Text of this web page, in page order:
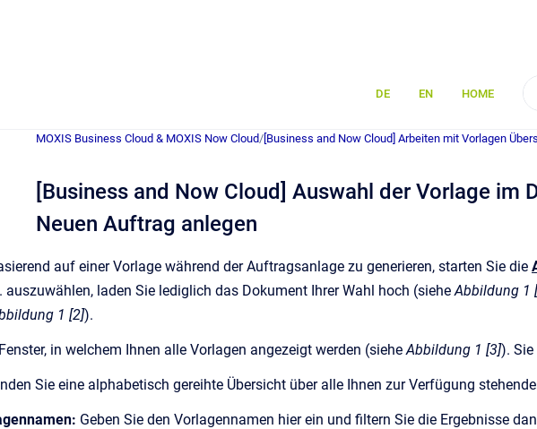
DE EN HOME
MOXIS Business Cloud & MOXIS Now Cloud/ [Business and Now Cloud] Arbeiten mit Vorlagen
[Business and Now Cloud] Auswahl der Vorlage im
Neuen Auftrag anlegen
auf einer Vorlage während der Auftragsanlage zu generieren, starten Sie die
auszuwählen, laden Sie lediglich das Dokument Ihrer Wahl hoch (sieheAbbildung 1
1 [2]).
in welchem Ihnen alle Vorlagen angezeigt werden (sieheAbbildung 1 [3]).
Sie eine alphabetisch gereihte Übersicht über alle Ihnen zur Verfügung
Geben Sie den Vorlagennamen hier ein und filtern Sie die Ergebnisse